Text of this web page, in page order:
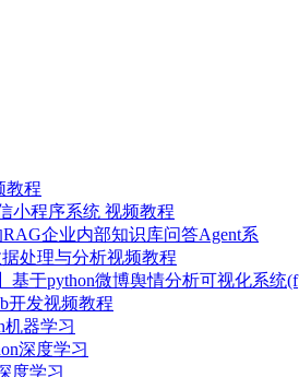
教程
小程序系统 视频教程
RAG企业内部知识库问答Agent系
据处理与分析视频教程
基于python微博舆情分析可视化系统(f
开发视频教程
机器学习
深度学习
度学习